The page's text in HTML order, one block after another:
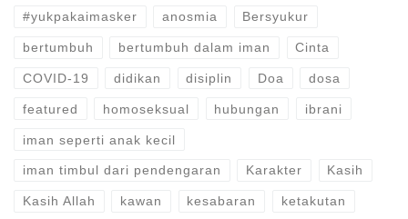
#yukpakaimasker anosmia Bersyukur
bertumbuh bertumbuh dalam iman Cinta
COVID-19 didikan disiplin Doa dosa
featured homoseksual hubungan ibrani
iman seperti anak kecil
iman timbul dari pendengaran Karakter Kasih
Kasih Allah kawan kesabaran ketakutan